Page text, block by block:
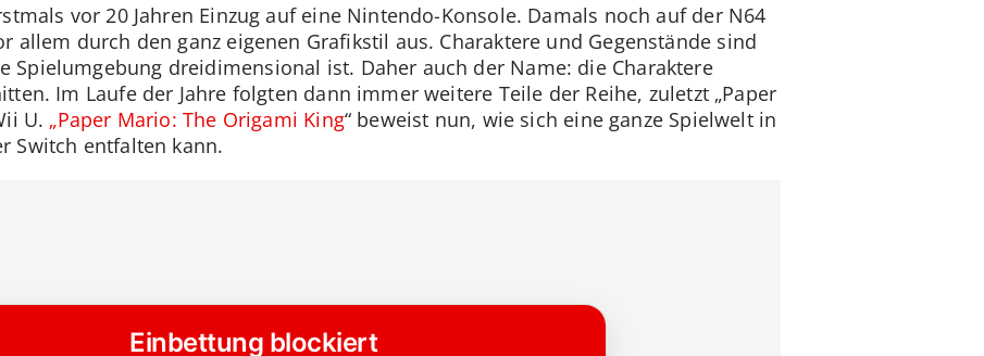
vor 20 Jahren Einzug auf eine Nintendo-Konsole. Damals noch auf der N64
allem durch den ganz eigenen Grafikstil aus. Charaktere und Gegenstände sind
Spielumgebung dreidimensional ist. Daher auch der Name: die Charaktere
Im Laufe der Jahre folgten dann immer weitere Teile der Reihe, zuletzt „Paper
U. „Paper Mario: The Origami King“ beweist nun, wie sich eine ganze Spielwelt in
Switch entfalten kann.